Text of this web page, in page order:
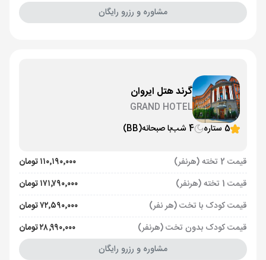
مشاوره و رزرو رایگان
گرند هتل ایروان
GRAND HOTEL
5 ستاره
4 شب با صبحانه(BB)
قیمت 2 تخته (هرنفر)
۱۱۰٬۱۹۰٬۰۰۰ تومان
قیمت 1 تخته (هرنفر)
۱۷۱٬۷۹۰٬۰۰۰ تومان
قیمت کودک با تخت (هر نفر)
۷۲٬۵۹۰٬۰۰۰ تومان
قیمت کودک بدون تخت (هرنفر)
۲۸٬۹۹۰٬۰۰۰ تومان
مشاوره و رزرو رایگان